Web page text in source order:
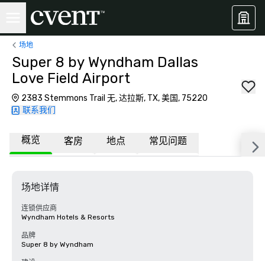
场地
Super 8 by Wyndham Dallas
Love Field Airport
2383 Stemmons Trail 无, 达拉斯, TX, 美国, 75220
联系我们
概览 客房 地点 常见问题
场地详情
连锁供应商
Wyndham Hotels & Resorts
品牌
Super 8 by Wyndham